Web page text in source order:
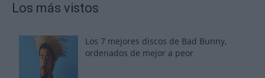
Los más vistos
Los 7 mejores discos de Bad Bunny,
ordenados de mejor a peor